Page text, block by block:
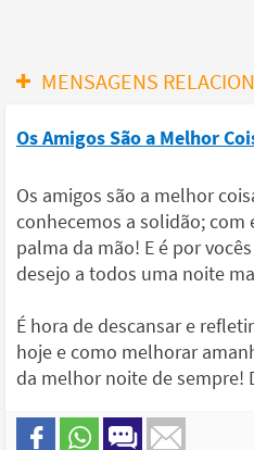
MENSAGENS
Os Amigos São a Melhor
Os amigos são a melhor
conhecemos a solidão;
palma da mão! E é por
desejo a todos uma noite
É hora de descansar e
hoje e como melhorar
da melhor noite de sempre!